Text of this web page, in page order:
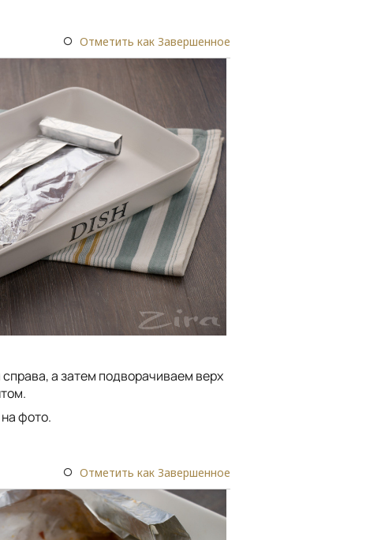
Отметить как Завершенное
а затем подворачиваем верх
фото.
Отметить как Завершенное